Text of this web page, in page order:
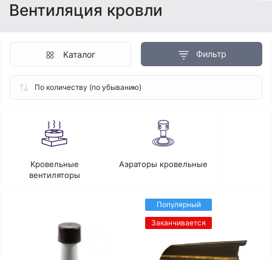
Вентиляция кровли
Фильтр
Каталог
Кровельные
вентиляторы
Аэраторы кровельные
Популярный
Заканчивается